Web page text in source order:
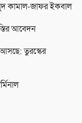
কামাল-জাফর ইকবাল
আবেদন
আসছে: তুরস্কের